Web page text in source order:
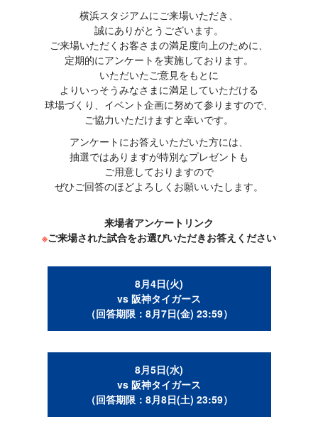
横浜スタジアムにご来場いただき、
誠にありがとうございます。
ご来場いただくお客さまの満足度向上のために、
定期的にアンケートを実施しております。
いただいたご意見をもとに
よりいっそうみなさまに満足していただける
球場づくり、イベント企画に努めて参りますので、
ご協力いただけますと幸いです。
アンケートにお答えいただいた方には、
抽選ではありますが特別なプレゼントも
ご用意しておりますので
ぜひご回答のほどよろしくお願いいたします。
来場者アンケートリンク
※ご来場された試合をお選びいただきお答えください
8月4日(火)
vs 阪神タイガース
（回答期限：8月7日(金) 23:59）
8月5日(水)
vs 阪神タイガース
（回答期限：8月8日(土) 23:59）